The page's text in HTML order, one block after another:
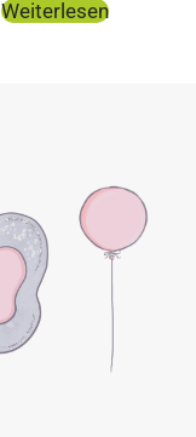
Weiterlesen